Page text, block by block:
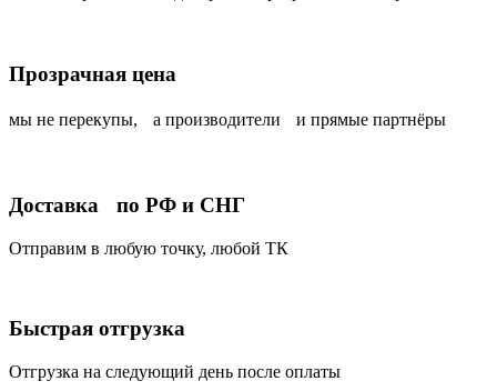
Прозрачная цена
мы не перекупы, а производители и прямые партнёры
Доставка по РФ и СНГ
Отправим в любую точку, любой ТК
Быстрая отгрузка
Отгрузка на следующий день после оплаты